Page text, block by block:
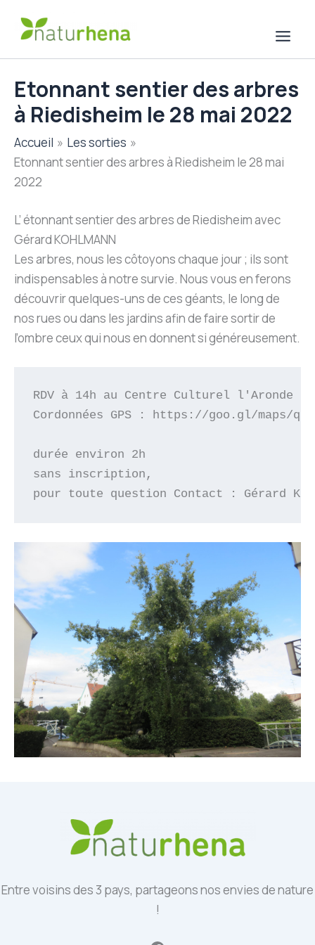
Etonnant sentier des arbres
à Riedisheim le 28 mai 2022
Accueil
Les sorties
Etonnant sentier des arbres à Riedisheim le 28 mai
2022
L’ étonnant sentier des arbres de Riedisheim avec
Gérard KOHLMANN
Les arbres, nous les côtoyons chaque jour ; ils sont
indispensables à notre survie. Nous vous en ferons
découvrir quelques-uns de ces géants, le long de
nos rues ou dans les jardins afin de faire sortir de
l’ombre ceux qui nous en donnent si généreusement.
RDV à 14h au Centre Culturel l'Aronde
Cordonnées GPS : https://goo.gl/maps/
durée environ 2h
sans inscription,
pour toute question Contact : Gérard
Entre voisins des 3 pays, partageons nos envies de nature
!